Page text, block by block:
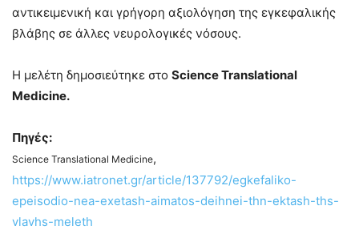
αντικειμενική και γρήγορη αξιολόγηση της εγκεφαλικής
βλάβης σε άλλες νευρολογικές νόσους.
Η μελέτη δημοσιεύτηκε στο Science Translational
Medicine.
Πηγές:
Science Translational Medicine,
https://www.iatronet.gr/article/137792/egkefaliko-
epeisodio-nea-exetash-aimatos-deihnei-thn-ektash-ths-
vlavhs-meleth